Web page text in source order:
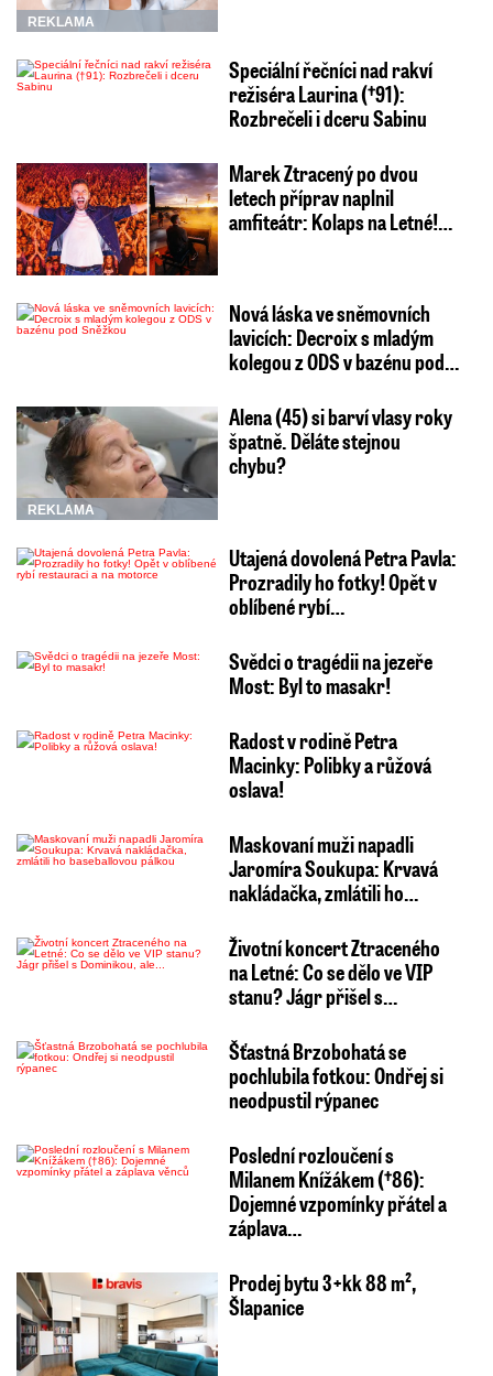
REKLAMA
Speciální řečníci nad rakví
režiséra Laurina (†91):
Rozbrečeli i dceru Sabinu
Marek Ztracený po dvou
letech příprav naplnil
amfiteátr: Kolaps na Letné!…
Nová láska ve sněmovních
lavicích: Decroix s mladým
kolegou z ODS v bazénu pod…
REKLAMA
Alena (45) si barví vlasy roky
špatně. Děláte stejnou
chybu?
Utajená dovolená Petra Pavla:
Prozradily ho fotky! Opět v
oblíbené rybí…
Svědci o tragédii na jezeře
Most: Byl to masakr!
Radost v rodině Petra
Macinky: Polibky a růžová
oslava!
Maskovaní muži napadli
Jaromíra Soukupa: Krvavá
nakládačka, zmlátili ho…
Životní koncert Ztraceného
na Letné: Co se dělo ve VIP
stanu? Jágr přišel s…
Šťastná Brzobohatá se
pochlubila fotkou: Ondřej si
neodpustil rýpanec
Poslední rozloučení s
Milanem Knížákem (†86):
Dojemné vzpomínky přátel a
záplava…
Prodej bytu 3+kk 88 m²,
Šlapanice